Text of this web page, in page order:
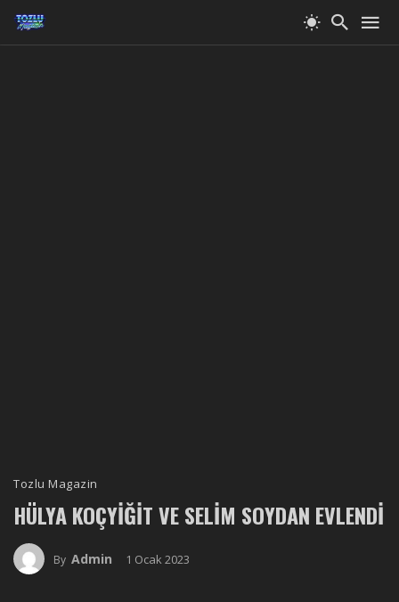
Tozlu Magazin
HÜLYA KOÇYIĞIT VE SELIM SOYDAN EVLENDI
By Admin 1 Ocak 2023